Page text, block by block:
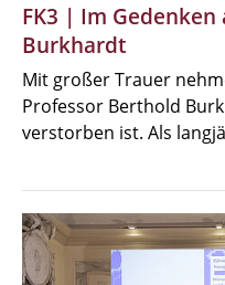
FK3 | Im
Burkhardt
Mit großer Trauer
Professor Berthold
verstorben ist. Als